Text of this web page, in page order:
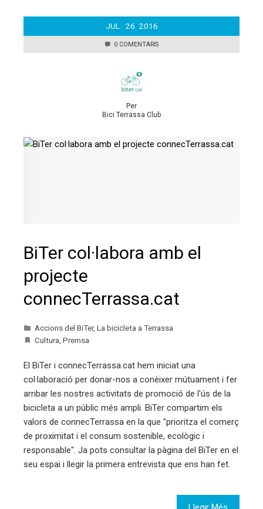
JUL. 26 2016
0 COMENTARIS
Per
Bici Terrassa Club
BiTer col·labora amb el
projecte
connecTerrassa.cat
Accions del BiTer, La bicicleta a Terrassa
Cultura Premsa
El BiTer i connecTerrassa.cat hem iniciat una
col·laboració per donar-nos a conèixer mútuament i fer
arribar les nostres activitats de promoció de l'ús de la
bicicleta a un públic més ampli. BiTer compartim els
valors de connecTerrassa en la que "prioritza el comerç
de proximitat i el consum sostenible, ecològic i
responsable". Ja pots consultar la pàgina del BiTer en el
seu espai i llegir la primera entrevista que ens han fet.